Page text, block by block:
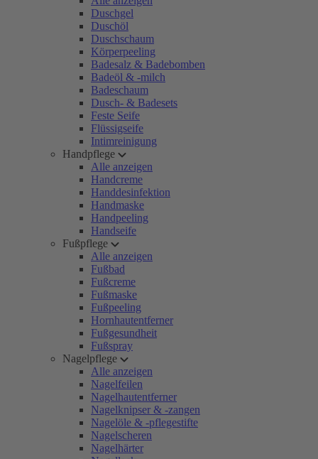
Duschgel
Duschöl
Duschschaum
Körperpeeling
Badesalz & Badebomben
Badeöl & -milch
Badeschaum
Dusch- & Badesets
Feste Seife
Flüssigseife
Intimreinigung
Handpflege
Alle anzeigen
Handcreme
Handdesinfektion
Handmaske
Handpeeling
Handseife
Fußpflege
Alle anzeigen
Fußbad
Fußcreme
Fußmaske
Fußpeeling
Hornhautentferner
Fußgesundheit
Fußspray
Nagelpflege
Alle anzeigen
Nagelfeilen
Nagelhautentferner
Nagelknipser & -zangen
Nagelöle & -pflegestifte
Nagelscheren
Nagelhärter